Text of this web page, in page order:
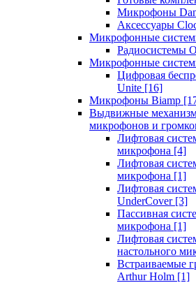
Микрофоны
Аксессуары
Микрофонные
Радиосистемы
Микрофонные
Цифровая
Unite [16]
Микрофоны Biamp
Выдвижные
микрофонов и
Лифтовая
микрофона [4]
Лифтовая
микрофона [1]
Лифтовая
UnderCover [3]
Пассивная
микрофона [1]
Лифтовая
настольного
Встраиваемые
Arthur Holm [1]